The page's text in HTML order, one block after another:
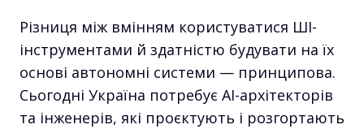
Різниця між вмінням користуватися ШІ-
інструментами й здатністю будувати на їх
основі автономні системи — принципова.
Сьогодні Україна потребує AI-архітекторів
та інженерів, які проєктують і розгортають